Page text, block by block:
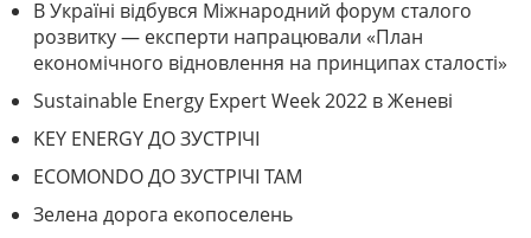
В Україні відбувся Міжнародний форум сталого
розвитку — експерти напрацювали «План
економічного відновлення на принципах сталості»
Sustainable Energy Expert Week 2022 в Женеві
KEY ENERGY ДО ЗУСТРІЧІ
ECOMONDO ДО ЗУСТРІЧІ ТАМ
Зелена дорога екопоселень